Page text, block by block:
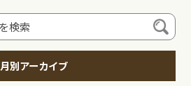
月別アーカイブ